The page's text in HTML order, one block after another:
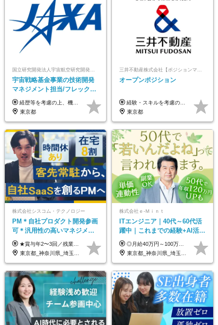
国立研究開発法人宇宙航空研究開発機構【JAXA】
宇宙戦略基金事業の技術開発
マネジメント担当/フレックス
制/リモート活用/異業種出身者
歓迎/国家プロジェクト
経歴等を考慮の上、機構の規定により決定します。 ＜大学卒業後、正規社員として民間企業に3年勤務した場合＞ ・月給30万円以上 ・年収470万円以上 年収概算を試算する場合は以下をご確認ください。 https://www.jaxa.jp/about/employ/trial_j.html ■昇給年1回、賞与年2回 ■諸手当（住居手当、通勤手当他） ■退職金制度あり ※年収470万円～ ※超過勤務分は別途支給します。 ※6ヶ月の試用期間あり。その間の待遇・給与に差異はありません。
東京都
オープンポジション
経験・スキルを考慮の上、決定します。 ▼参考情報 ----------------------- ＜想定年収850万円～1,500万円（基礎給与・賞与2回含む）＞ 月給42万円～ ※時間外勤務手当・諸手当等別途 ※試用期間3ヶ月 ※残業手当有り
東京都
株式会社シスコム・テクノロジー
PM＊自社プロダクト開発参画
可＊汎用性の高いマネジメン
トスキル＊年収1000万以上可
★賞与年2〜3回／残業代全額支給／子ども手当（月1万円）／誕生日手当（年1回1万円）★ ＜初年度の想定年収:600万円～800万円＞ 月給50万7000円～70万4000円＋賞与年2回＋決算賞与 ※経験・能力を考慮のうえ決定します。 ※専門性を高めながらチームを牽引する「プロジェクト推進力」を高く評価し、給与へダイレクトに反映します。 ※試用期間6ヶ月（待遇変動なし） 年収800万円以上も⽬指せます。 経験・スキル・前職給与を最大限に考慮し、 ご納得いただける条件を提示します。 【賞与】 年2〜3回支給（7月・12月＋業績により決算賞与） 当社では、目の前の案件による固定報酬だけが評価の全てではありません。 メンバー育成、現場でのポジション拡大、 ナレッジの共有、そして組織づくりへの参画など、 「会社への貢献度（ビジネスプロセス）」 を昇給・賞与へダイレクトに反映しています。 専門性を高める「技術」と、チームを前進させる「プロジェクト推進」。 この両輪を回すことで、確かなスキル成長と年収アップを同時に実現できる環境です。
東京都_神奈川県_埼玉県_千葉県
株式会社ｅ‐Ｍｉｎｔ
ITエンジニア｜40代～60代活
躍中｜これまでの経験+AI活用
でスキルアップを支援｜残業
月10h｜副業OK
◎月給40万円～100万円＋インセンティブ＋各種手当 ・年収120万〜300万円UPの実績も！ ・平均年収UP率は1.1～1.3倍 ・案件単価100%公開 × 単価連動の給与制度 ・能力等を考慮の上、決定いたします ※試用期間6ヵ月あり（待遇の変更はありません） ※固定残業代（月20～30時間・3万円～8万円）を含みます 《具体的には...》 ・案件単価65万円⇒年収約500万円 ・案件単価80万円⇒年収約600万円 ・案件単価120万円⇒年収約900万円 ＼ AIで生産性5倍になり給与UP ／ ◇案件単価100%公開 × 単価連動の給与制度 ◇年収120万〜300万UPの実績あり 「単価が上がれば、その分しっかり報われる」 そんなシンプルで納得できる評価制度です。 ⚫️年収300万円アップの実績も 参画する案件の単価を全て公開。 給与は単価に連動しているため納得感持って働くことが可能です。 過去には転職しただけで300万円以上アップした方もいます。 現場でAIを活用して成果を出して単価アップにつながったケースが多数！ ・AIツール利用料金全額負担 ・資格取得補助 ・月給保証制度 ・各種手当
東京都_神奈川県_埼玉県_千葉県_大阪府_愛知県_北海道_青森県_岩手県_宮城県_秋田県_山形県_福島県_茨城県_栃木県_群馬県_新潟県_山梨県_長野県_富山県_石川県_福井県_静岡県_岐阜県_三重県_兵庫県_京都府_滋賀県_奈良県_和歌山県_広島県_岡山県_鳥取県_島根県_山口県_徳島県_香川県_愛媛県_高知県_福岡県_熊本県_佐賀県_長崎県_大分県_宮崎県_鹿児島県_沖縄県